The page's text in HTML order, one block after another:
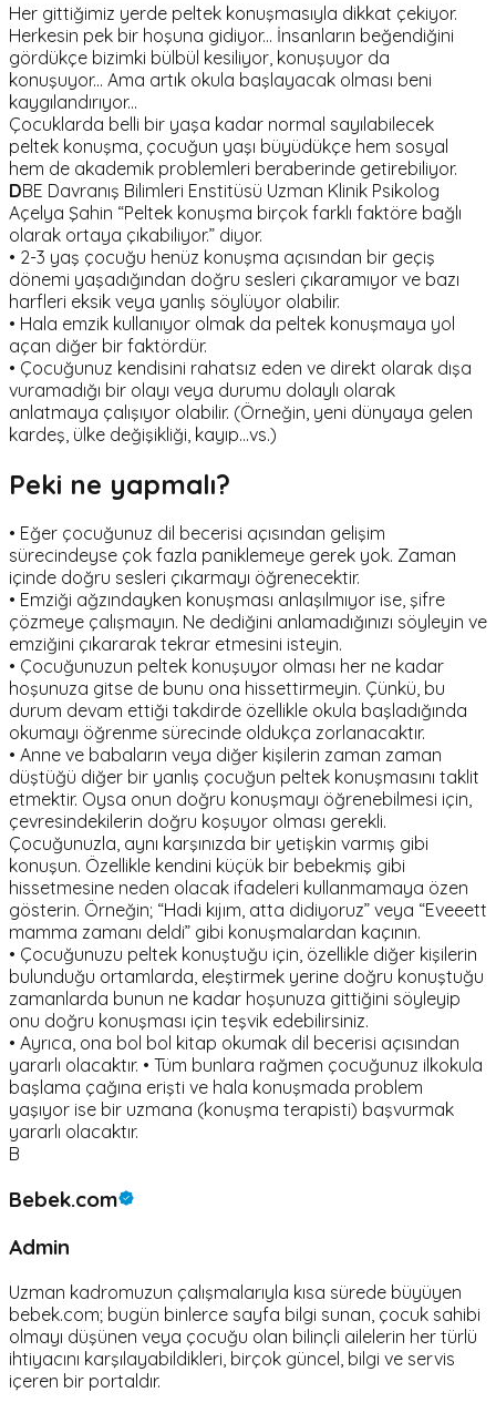
Her gittiğimiz yerde peltek konuşmasıyla dikkat çekiyor.
Herkesin pek bir hoşuna gidiyor... İnsanların beğendiğini
gördükçe bizimki bülbül kesiliyor, konuşuyor da
konuşuyor... Ama artık okula başlayacak olması beni
kaygılandırıyor...
Çocuklarda belli bir yaşa kadar normal sayılabilecek
peltek konuşma, çocuğun yaşı büyüdükçe hem sosyal
hem de akademik problemleri beraberinde getirebiliyor.
DBE Davranış Bilimleri Enstitüsü Uzman Klinik Psikolog
Açelya Şahin “Peltek konuşma birçok farklı faktöre bağlı
olarak ortaya çıkabiliyor.” diyor.
• 2-3 yaş çocuğu henüz konuşma açısından bir geçiş
dönemi yaşadığından doğru sesleri çıkaramıyor ve bazı
harfleri eksik veya yanlış söylüyor olabilir.
• Hala emzik kullanıyor olmak da peltek konuşmaya yol
açan diğer bir faktördür.
• Çocuğunuz kendisini rahatsız eden ve direkt olarak dışa
vuramadığı bir olayı veya durumu dolaylı olarak
anlatmaya çalışıyor olabilir. (Örneğin, yeni dünyaya gelen
kardeş, ülke değişikliği, kayıp...vs.)
Peki ne yapmalı?
• Eğer çocuğunuz dil becerisi açısından gelişim
sürecindeyse çok fazla paniklemeye gerek yok. Zaman
içinde doğru sesleri çıkarmayı öğrenecektir.
• Emziği ağzındayken konuşması anlaşılmıyor ise, şifre
çözmeye çalışmayın. Ne dediğini anlamadığınızı söyleyin ve
emziğini çıkararak tekrar etmesini isteyin.
• Çocuğunuzun peltek konuşuyor olması her ne kadar
hoşunuza gitse de bunu ona hissettirmeyin. Çünkü, bu
durum devam ettiği takdirde özellikle okula başladığında
okumayı öğrenme sürecinde oldukça zorlanacaktır.
• Anne ve babaların veya diğer kişilerin zaman zaman
düştüğü diğer bir yanlış çocuğun peltek konuşmasını taklit
etmektir. Oysa onun doğru konuşmayı öğrenebilmesi için,
çevresindekilerin doğru koşuyor olması gerekli.
Çocuğunuzla, aynı karşınızda bir yetişkin varmış gibi
konuşun. Özellikle kendini küçük bir bebekmiş gibi
hissetmesine neden olacak ifadeleri kullanmamaya özen
gösterin. Örneğin; “Hadi kıjım, atta didiyoruz” veya “Eveeett
mamma zamanı deldi” gibi konuşmalardan kaçının.
• Çocuğunuzu peltek konuştuğu için, özellikle diğer kişilerin
bulunduğu ortamlarda, eleştirmek yerine doğru konuştuğu
zamanlarda bunun ne kadar hoşunuza gittiğini söyleyip
onu doğru konuşması için teşvik edebilirsiniz.
• Ayrıca, ona bol bol kitap okumak dil becerisi açısından
yararlı olacaktır. • Tüm bunlara rağmen çocuğunuz ilkokula
başlama çağına erişti ve hala konuşmada problem
yaşıyor ise bir uzmana (konuşma terapisti) başvurmak
yararlı olacaktır.
B
Bebek.com
Admin
Uzman kadromuzun çalışmalarıyla kısa sürede büyüyen
bebek.com; bugün binlerce sayfa bilgi sunan, çocuk sahibi
olmayı düşünen veya çocuğu olan bilinçli ailelerin her türlü
ihtiyacını karşılayabildikleri, birçok güncel, bilgi ve servis
içeren bir portaldır.